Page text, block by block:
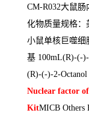
CM-R032大鼠肠
化物质量规格：
小鼠单核巨噬细
基 100mL(R)-(-
(R)-(-)-2-Octanol
Nuclear factor
KitMICB Others